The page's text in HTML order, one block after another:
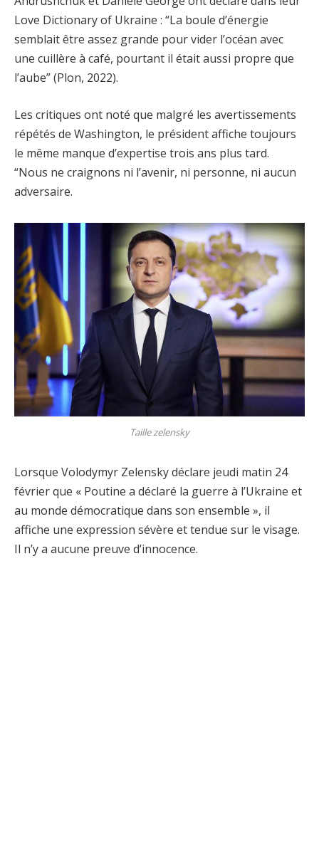
Love Dictionary of Ukraine : “La boule d’énergie
semblait être assez grande pour vider l’océan avec
une cuillère à café, pourtant il était aussi propre que
l’aube” (Plon, 2022).
Les critiques ont noté que malgré les avertissements
répétés de Washington, le président affiche toujours
le même manque d’expertise trois ans plus tard.
“Nous ne craignons ni l’avenir, ni personne, ni aucun
adversaire.
Taille zelensky
Lorsque Volodymyr Zelensky déclare jeudi matin 24
février que « Poutine a déclaré la guerre à l’Ukraine et
au monde démocratique dans son ensemble », il
affiche une expression sévère et tendue sur le visage.
Il n’y a aucune preuve d’innocence.